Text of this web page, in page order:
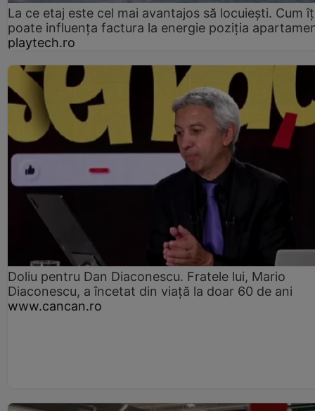
La ce etaj este cel mai avantajos să locuiești. Cum
poate influența factura la energie poziția
playtech.ro
Doliu pentru Dan Diaconescu. Fratele lui, Mario
Diaconescu, a încetat din viață la doar 60 de ani
www.cancan.ro